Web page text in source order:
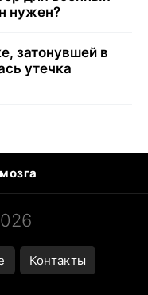
нужен?
затонувшей в
утечка
Контакты